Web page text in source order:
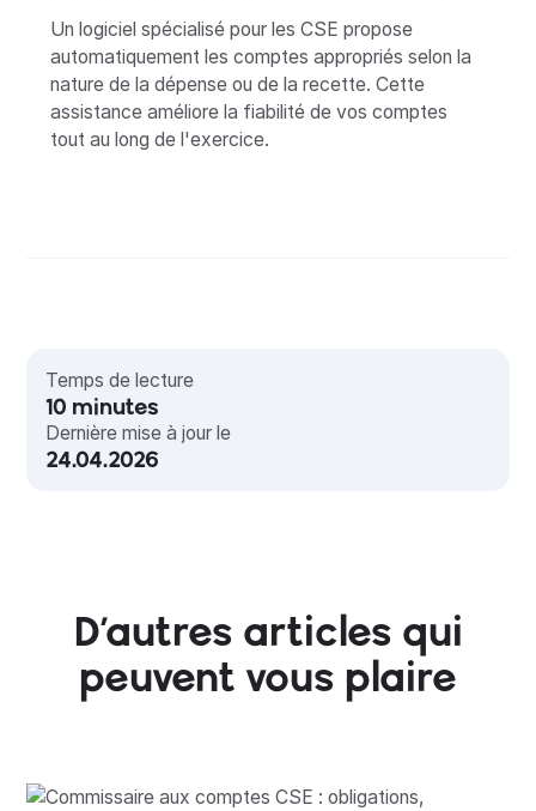
Temps de lecture
10 minutes
Dernière mise à jour le
24.04.2026
Un logiciel spécialisé pour les CSE propose
automatiquement les comptes appropriés selon la
nature de la dépense ou de la recette. Cette
assistance améliore la fiabilité de vos comptes
tout au long de l'exercice.
D’autres articles qui
peuvent vous plaire